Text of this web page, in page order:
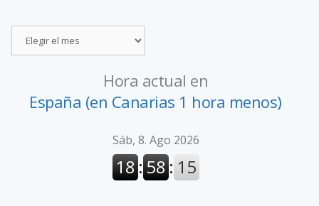
Hora actual en
España (en Canarias 1 hora menos)